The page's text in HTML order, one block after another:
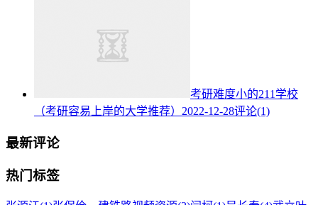
考研难度小的211学校
（考研容易上岸的大学推荐） 2022-12-28评论(1)
最新评论
热门标签